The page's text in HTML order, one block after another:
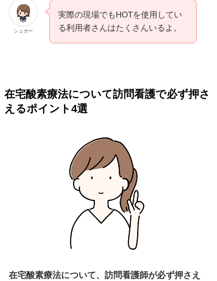
シュガー
実際の現場でもHOTを使用してい
る利用者さんはたくさんいるよ。
在宅酸素療法について訪問看護で必ず押さ
えるポイント4選
在宅酸素療法について、訪問看護師が必ず押さえ